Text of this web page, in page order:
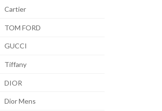
Cartier
TOM FORD
GUCCI
Tiffany
DIOR
Dior Mens